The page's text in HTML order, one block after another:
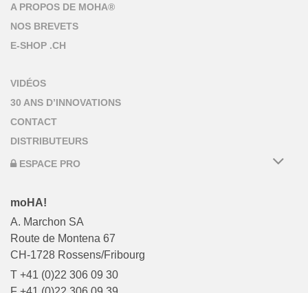
A PROPOS DE MOHA®
NOS BREVETS
E-SHOP .CH
VIDÉOS
30 ANS D’INNOVATIONS
CONTACT
DISTRIBUTEURS
ESPACE PRO
moHA!
A. Marchon SA
Route de Montena 67
CH-1728 Rossens/Fribourg
T +41 (0)22 306 09 30